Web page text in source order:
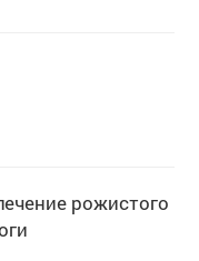
рожистого